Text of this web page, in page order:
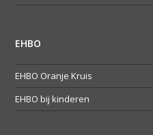
EHBO
EHBO Oranje Kruis
EHBO bij kinderen